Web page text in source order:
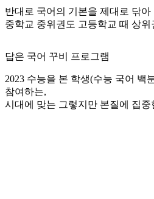
반대로 국어의 기본을 제대로 닦아
중학교 중위권도 고등학교 때 상
답은 국어 꾸비 프로그램
2023 수능을 본 학생(수능 국어 백
참여하는,
시대에 맞는 그렇지만 본질에 집